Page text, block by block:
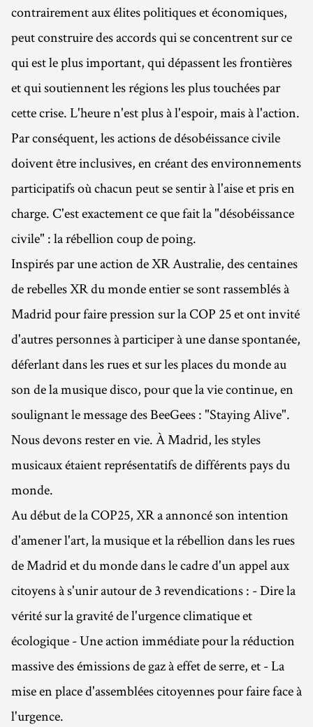
contrairement aux élites politiques et économiques,
peut construire des accords qui se concentrent sur ce
qui est le plus important, qui dépassent les frontières
et qui soutiennent les régions les plus touchées par
cette crise. L'heure n'est plus à l'espoir, mais à l'action.
Par conséquent, les actions de désobéissance civile
doivent être inclusives, en créant des environnements
participatifs où chacun peut se sentir à l'aise et pris en
charge. C'est exactement ce que fait la "désobéissance
civile" : la rébellion coup de poing.
Inspirés par une action de XR Australie, des centaines
de rebelles XR du monde entier se sont rassemblés à
Madrid pour faire pression sur la COP 25 et ont invité
d'autres personnes à participer à une danse spontanée,
déferlant dans les rues et sur les places du monde au
son de la musique disco, pour que la vie continue, en
soulignant le message des BeeGees : "Staying Alive".
Nous devons rester en vie. À Madrid, les styles
musicaux étaient représentatifs de différents pays du
monde.
Au début de la COP25, XR a annoncé son intention
d'amener l'art, la musique et la rébellion dans les rues
de Madrid et du monde dans le cadre d'un appel aux
citoyens à s'unir autour de 3 revendications : - Dire la
vérité sur la gravité de l'urgence climatique et
écologique - Une action immédiate pour la réduction
massive des émissions de gaz à effet de serre, et - La
mise en place d'assemblées citoyennes pour faire face à
l'urgence.